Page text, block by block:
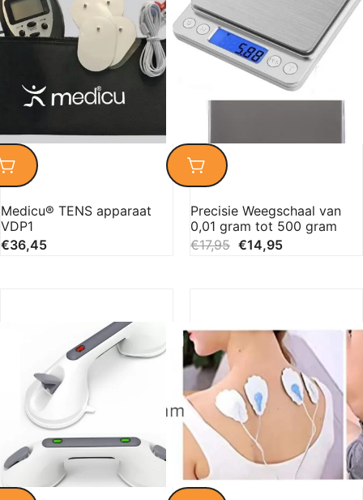
Medicu® TENS apparaat
VDP1
€36,45
Precisie Weegschaal van
0,01 gram tot 500 gram
€17,95 €14,95